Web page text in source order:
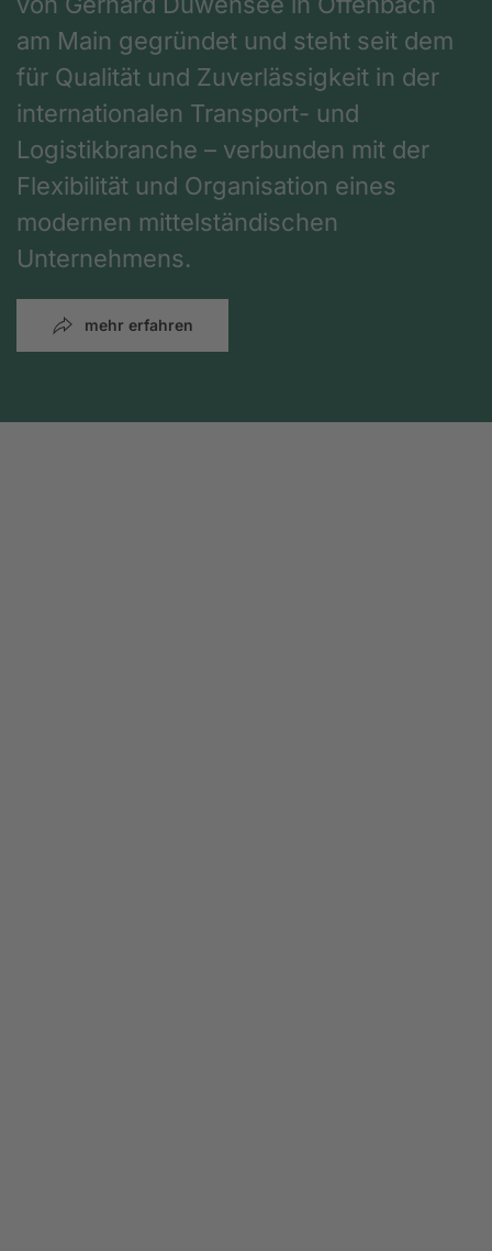
am Main gegründet und steht seit dem
für Qualität und Zuverlässigkeit in der
internationalen Transport- und
Logistikbranche – verbunden mit der
Flexibilität und Organisation eines
modernen mittelständischen
Unternehmens.
mehr erfahren